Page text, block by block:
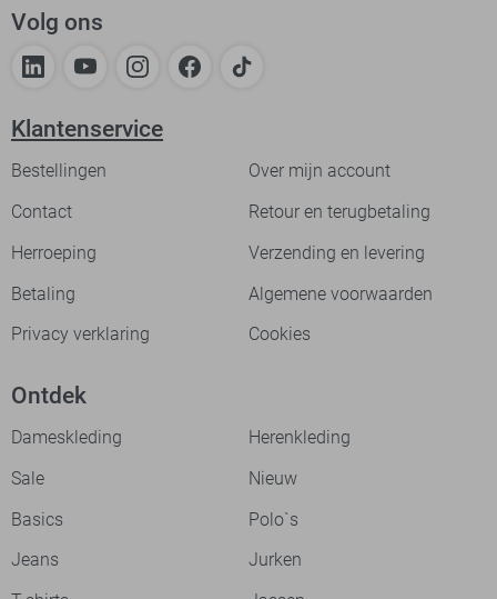
Volg ons
Klantenservice
Bestellingen
Over mijn account
Contact
Retour en terugbetaling
Herroeping
Verzending en levering
Betaling
Algemene voorwaarden
Privacy verklaring
Cookies
Ontdek
Dameskleding
Herenkleding
Sale
Nieuw
Basics
Polo`s
Jeans
Jurken